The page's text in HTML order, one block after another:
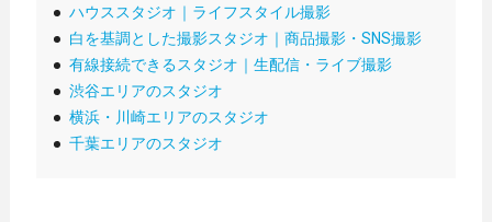
ハウススタジオ｜ライフスタイル撮影
白を基調とした撮影スタジオ｜商品撮影・SNS撮影
有線接続できるスタジオ｜生配信・ライブ撮影
渋谷エリアのスタジオ
横浜・川崎エリアのスタジオ
千葉エリアのスタジオ